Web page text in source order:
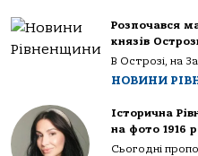
Розпочався
князів
В Острозі, на
НОВИНИ
Історична
на фото 1916
Сьогодні